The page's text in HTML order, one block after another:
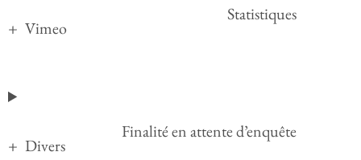
Vimeo
Statistiques
Divers
Finalité en attente d’enquête